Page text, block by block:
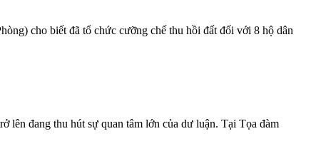
cho biết đã tổ chức cưỡng chế thu hồi đất đối với 8 hộ dân
lên đang thu hút sự quan tâm lớn của dư luận. Tại Tọa đàm